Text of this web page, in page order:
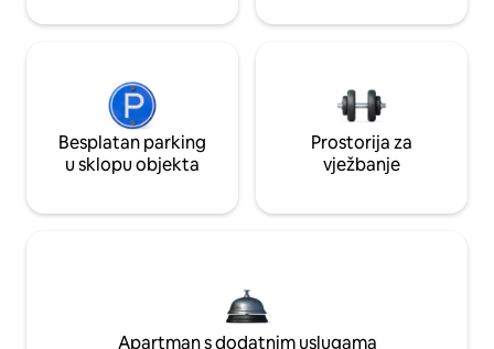
Besplatan parking
u sklopu objekta
Prostorija za
vježbanje
Apartman s dodatnim uslugama